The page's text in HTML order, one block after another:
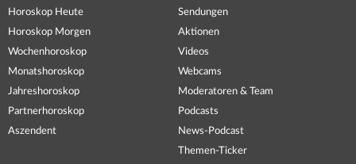
Horoskop Heute
Horoskop Morgen
Wochenhoroskop
Monatshoroskop
Jahreshoroskop
Partnerhoroskop
Aszendent
Sendungen
Aktionen
Videos
Webcams
Moderatoren & Team
Podcasts
News-Podcast
Themen-Ticker